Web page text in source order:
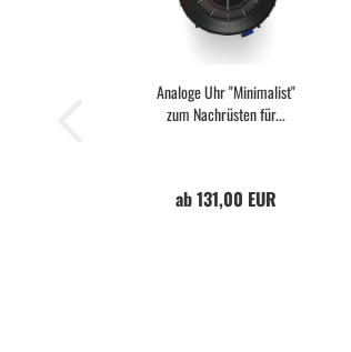
Analoge Uhr "Minimalist"
zum Nachrüsten für...
ab 131,00 EUR